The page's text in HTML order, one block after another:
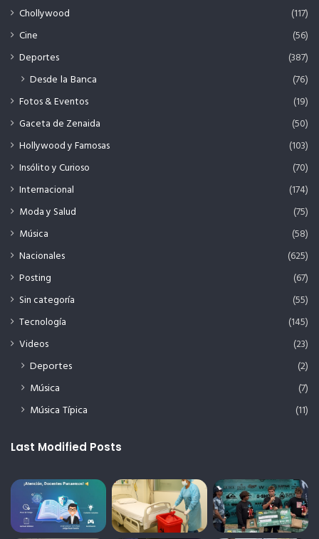
Chollywood
(117)
Cine
(56)
Deportes
(387)
Desde la Banca (76)
Fotos & Eventos
(19)
Gaceta de Zenaida
(50)
Hollywood y Famosas
(103)
Insólito y Curioso
(70)
Internacional
(174)
Moda y Salud
(75)
Música
(58)
Nacionales
(625)
Posting
(67)
Sin categoría
(55)
Tecnología
(145)
Videos
(23)
Deportes
(2)
Música
(7)
Música Típica
(11)
Last Modified Posts